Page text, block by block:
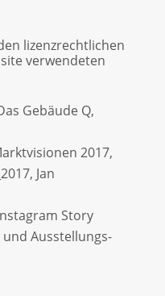
lizenzrechtlichen
verwendeten
Gebäude Q,
2017,
Jan
Story
und Ausstellungs-